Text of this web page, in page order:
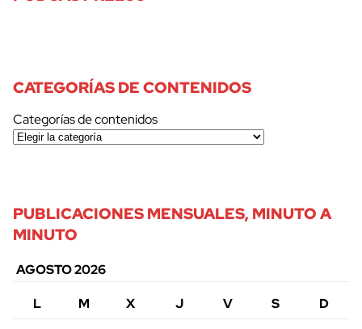
CATEGORÍAS DE CONTENIDOS
Categorías de contenidos
PUBLICACIONES MENSUALES, MINUTO A
MINUTO
AGOSTO 2026
L
M X J V S
D